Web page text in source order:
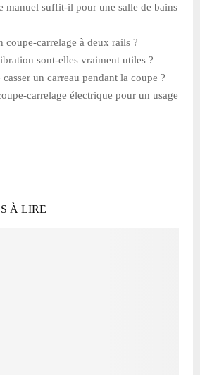
manuel suffit-il pour une salle de bains
coupe-carrelage à deux rails ?
sont-elles vraiment utiles ?
un carreau pendant la coupe ?
carrelage électrique pour un usage
À LIRE